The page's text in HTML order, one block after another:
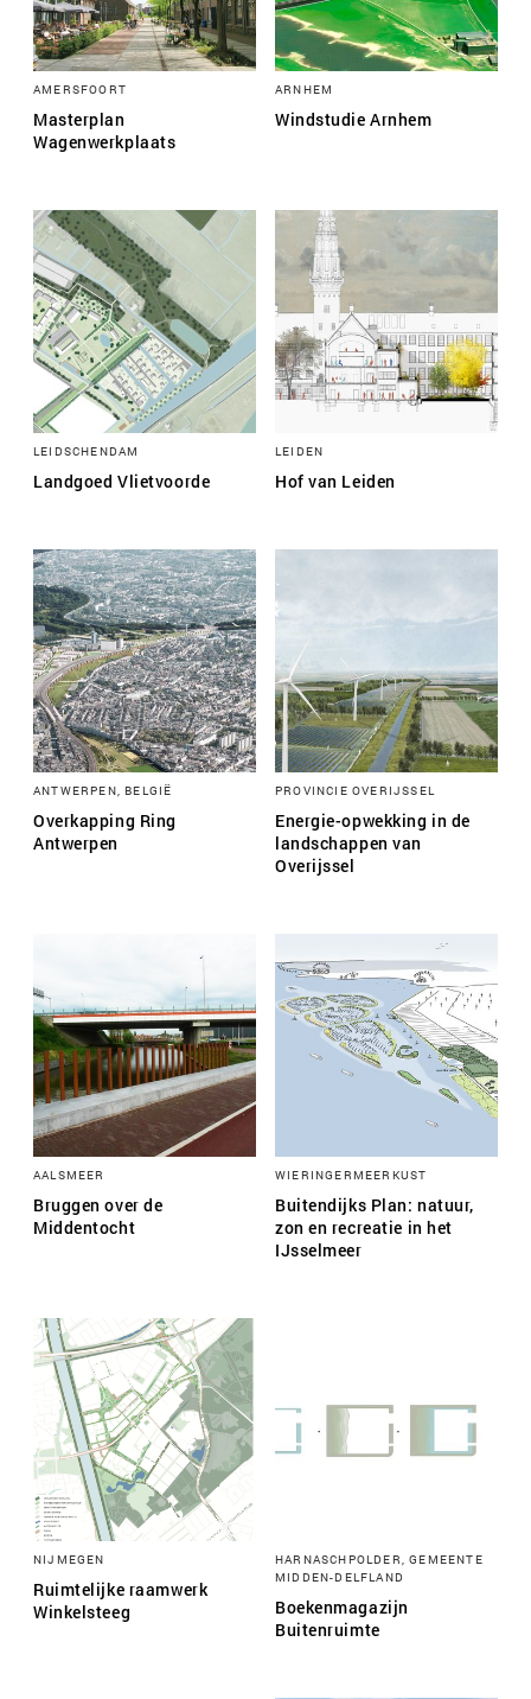
AMERSFOORT
Masterplan
Wagenwerkplaats
ARNHEM
Windstudie Arnhem
LEIDSCHENDAM
Landgoed Vlietvoorde
LEIDEN
Hof van Leiden
ANTWERPEN, BELGIË
Overkapping Ring
Antwerpen
PROVINCIE OVERIJSSEL
Energie-opwekking in de
landschappen van
Overijssel
AALSMEER
Bruggen over de
Middentocht
WIERINGERMEERKUST
Buitendijks Plan: natuur,
zon en recreatie in het
IJsselmeer
NIJMEGEN
Ruimtelijke raamwerk
Winkelsteeg
HARNASCHPOLDER, GEMEENTE
MIDDEN-DELFLAND
Boekenmagazijn
Buitenruimte